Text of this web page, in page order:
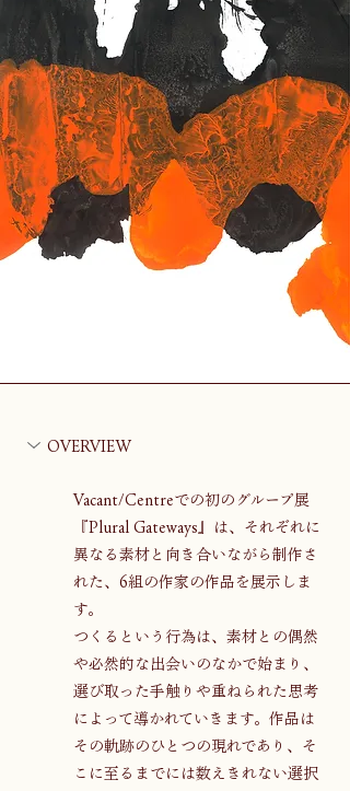
OVERVIEW
Vacant/Centreでの初のグループ展
『Plural Gateways』は、それぞれに
異なる素材と向き合いながら制作さ
れた、6組の作家の作品を展示しま
す。
つくるという行為は、素材との偶然
や必然的な出会いのなかで始まり、
選び取った手触りや重ねられた思考
によって導かれていきます。作品は
その軌跡のひとつの現れであり、そ
こに至るまでには数えきれない選択